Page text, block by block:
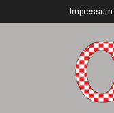
Impressum